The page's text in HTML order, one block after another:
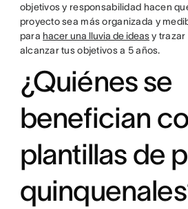
objetivos y responsabilidad hacen
proyecto sea más organizada y
para hacer una lluvia de ideasy trazar
alcanzar tus objetivos a 5 años.
¿Quiénes se
benefician
plantillas de